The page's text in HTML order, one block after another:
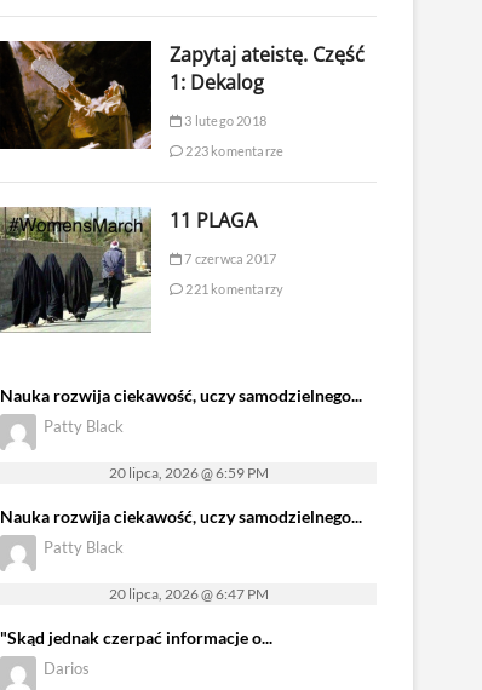
Zapytaj ateistę. Część
1: Dekalog
3 lutego 2018
223 komentarze
11 PLAGA
7 czerwca 2017
221 komentarzy
Nauka rozwija ciekawość, uczy samodzielnego...
Patty Black
20 lipca, 2026 @ 6:59 PM
Nauka rozwija ciekawość, uczy samodzielnego...
Patty Black
20 lipca, 2026 @ 6:47 PM
"Skąd jednak czerpać informacje o...
Darios